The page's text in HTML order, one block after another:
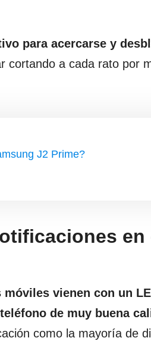
para acercarse y
cortando a cada rato por
J2 Prime?
en
vienen con un
de muy buena
como la mayoría de